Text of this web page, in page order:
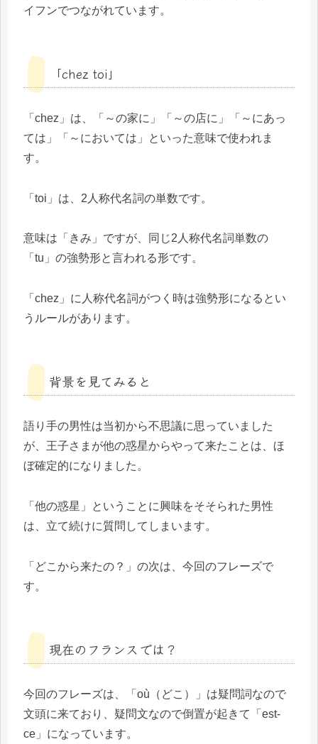
イフンでつながれています。
「chez toi」
「chez」は、「～の家に」「～の店に」「～にあっ
ては」「～においては」といった意味で使われま
す。
「toi」は、2人称代名詞の単数です。
意味は「きみ」ですが、同じ2人称代名詞単数の
「tu」の強勢形と言われる形です。
「chez」に人称代名詞がつく時は強勢形になるとい
うルールがあります。
背景を見てみると
語り手の男性は当初から不思議に思っていました
が、王子さまが他の惑星からやって来たことは、ほ
ぼ確定的になりました。
「他の惑星」ということに興味をそそられた男性
は、立て続けに質問してしまいます。
「どこから来たの？」の次は、今回のフレーズで
す。
現在のフランスでは？
今回のフレーズは、「où（どこ）」は疑問詞なので
文頭に来ており、疑問文なので倒置が起きて「est-
ce」になっています。